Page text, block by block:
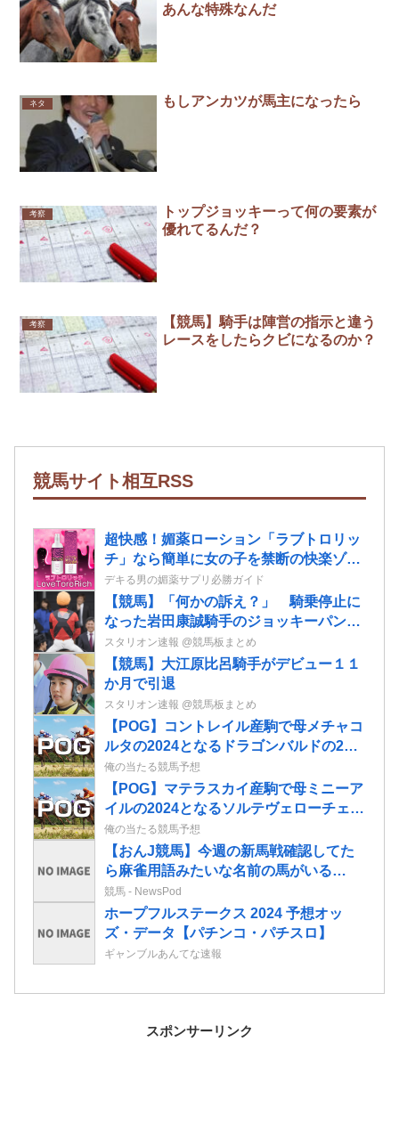
あんな特殊なんだ
ネタ もしアンカツが馬主になったら
考察
トップジョッキーって何の要素が
優れてるんだ？
考察
【競馬】騎手は陣営の指示と違う
レースをしたらクビになるのか？
競馬サイト相互RSS
超快感！媚薬ローション「ラブトロリッ
チ」なら簡単に女の子を禁断の快楽ゾー
ンへ導ける！
デキる男の媚薬サプリ必勝ガイド
【競馬】「何かの訴え？」 騎乗停止に
なった岩田康誠騎手のジョッキーパンツ
を複数騎手が着用
スタリオン速報 @競馬板まとめ
【競馬】大江原比呂騎手がデビュー１１
か月で引退
スタリオン速報 @競馬板まとめ
【POG】コントレイル産駒で母メチャコ
ルタの2024となるドラゴンバルドの2歳
情報
俺の当たる競馬予想
【POG】マテラスカイ産駒で母ミニーア
イルの2024となるソルテヴェローチェの
2歳情報
俺の当たる競馬予想
【おんJ競馬】今週の新馬戦確認してた
ら麻雀用語みたいな名前の馬がいる…
競馬 - NewsPod
ホープフルステークス 2024 予想オッ
ズ・データ【パチンコ・パチスロ】
ギャンブルあんてな速報
スポンサーリンク